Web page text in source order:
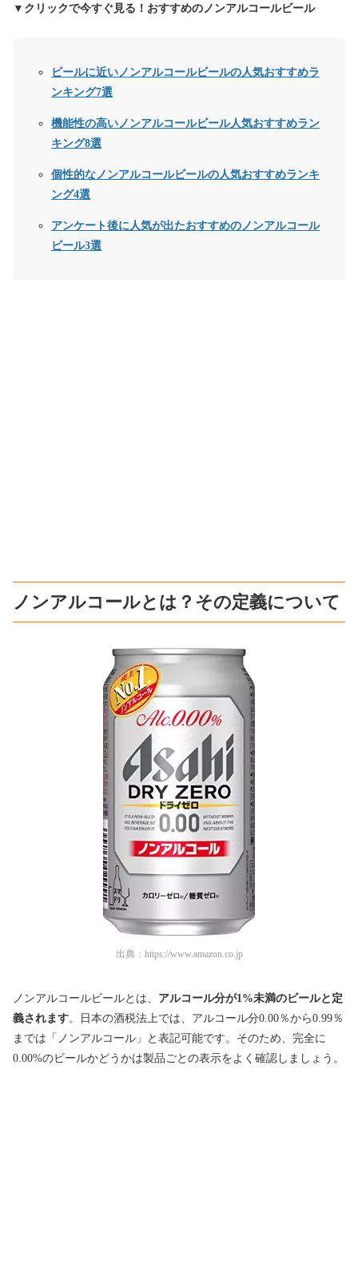
▼クリックで今すぐ見る！おすすめのノンアルコールビール
ビールに近いノンアルコールビールの人気おすすめラ
ンキング7選
機能性の高いノンアルコールビール人気おすすめラン
キング8選
個性的なノンアルコールビールの人気おすすめランキ
ング4選
アンケート後に人気が出たおすすめのノンアルコール
ビール3選
ノンアルコールとは？その定義について
出典： https://www.amazon.co.jp
ノンアルコールビールとは、 アルコール分が1%未満のビールと定
義されます。日本の酒税法上では、アルコール分0.00％から0.99％
までは「ノンアルコール」と表記可能です。そのため、完全に
0.00%のビールかどうかは製品ごとの表示をよく確認しましょう。